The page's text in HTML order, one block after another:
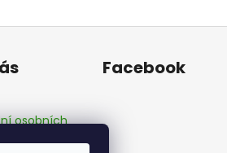
osobních
Facebook